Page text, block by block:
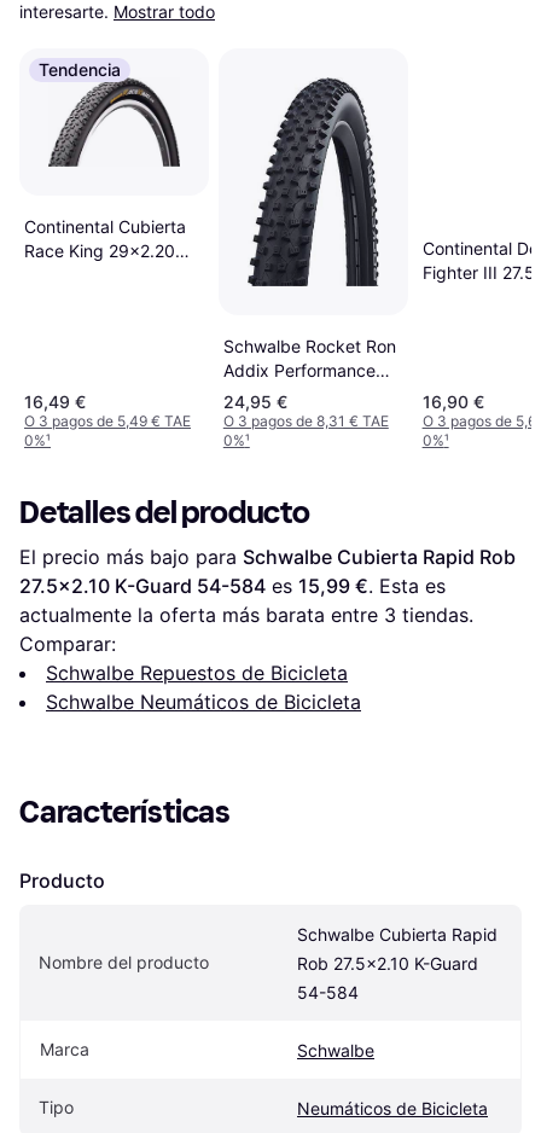
interesarte. Mostrar todo
Tendencia
Continental Cubierta
Race King 29x2.20
16,49 €
O 3 pagos de 5,49 € TAE
0%¹
Schwalbe Rocket Ron
Addix Performance
TL-Ready 26x2.25
(57-559)
24,95 €
O 3 pagos de 8,31 € TAE
0%¹
Continental
Fighter III
16,90 €
O 3 pagos de
0%¹
Detalles del producto
El precio más bajo para Schwalbe Cubierta Rapid Rob
27.5x2.10 K-Guard 54-584 es 15,99 €. Esta es
actualmente la oferta más barata entre 3 tiendas.
Comparar:
Schwalbe Repuestos de Bicicleta
Schwalbe Neumáticos de Bicicleta
Características
Producto
Nombre del producto
Schwalbe Cubierta Rapid
Rob 27.5x2.10 K-Guard
54-584
Marca Schwalbe
Tipo Neumáticos de Bicicleta